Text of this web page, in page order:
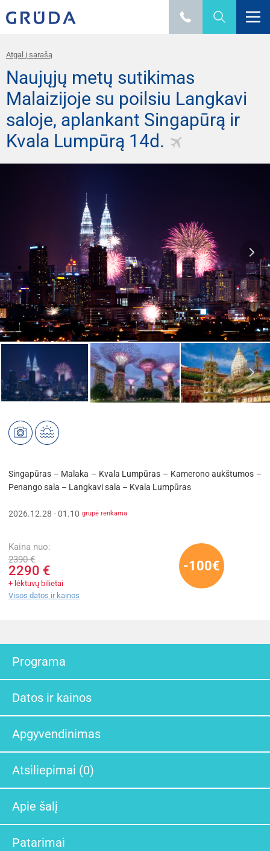
Atgal į sarašą
Naujųjų metų sutikimas
Malaizijoje su poilsiu Langkavi
saloje, aplankant Singapūrą ir
Kvala Lumpūrą 14d.
Singapūras – Malaka – Kvala Lumpūras – Kamerono aukštumos –
Penango sala – Langkavi sala – Kvala Lumpūras
2026.12.28 - 01.10 grupė renkama
Kaina nuo:
2390 €
2290 €
+ lėktuvų bilietai
-100€
Visos datos ir kainos
Programa
Datos ir kainos
Apgyvendinimas
Atsiliepimai (0)
Apie šalį
Patarimai